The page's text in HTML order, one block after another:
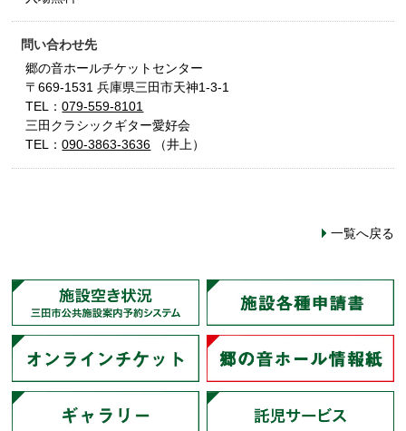
問い合わせ先
郷の音ホールチケットセンター
〒669-1531 兵庫県三田市天神1-3-1
TEL：079-559-8101
三田クラシックギター愛好会
TEL：090-3863-3636 （井上）
一覧へ戻る